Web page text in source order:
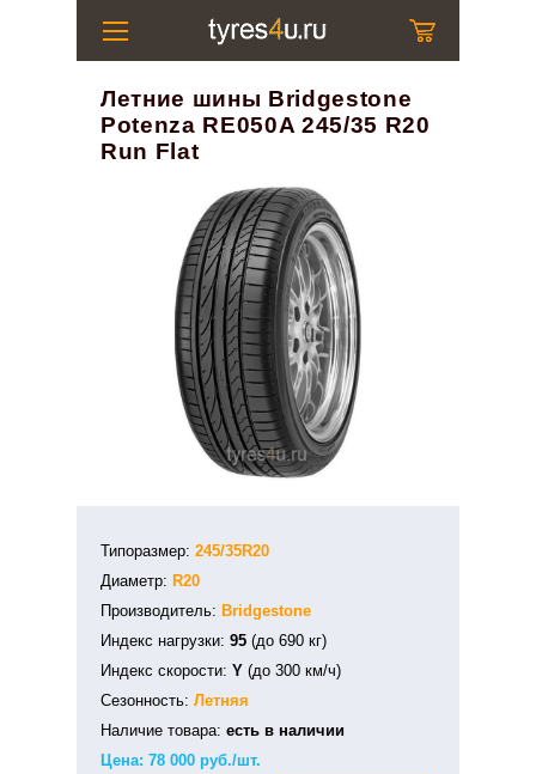
Летние шины Bridgestone
Potenza RE050A 245/35 R20
Run Flat
Типоразмер: 245/35R20
Диаметр: R20
Производитель: Bridgestone
Индекс нагрузки: 95 (до 690 кг)
Индекс скорости: Y (до 300 км/ч)
Сезонность: Летняя
Наличие товара: есть в наличии
Цена: 78 000 руб./шт.